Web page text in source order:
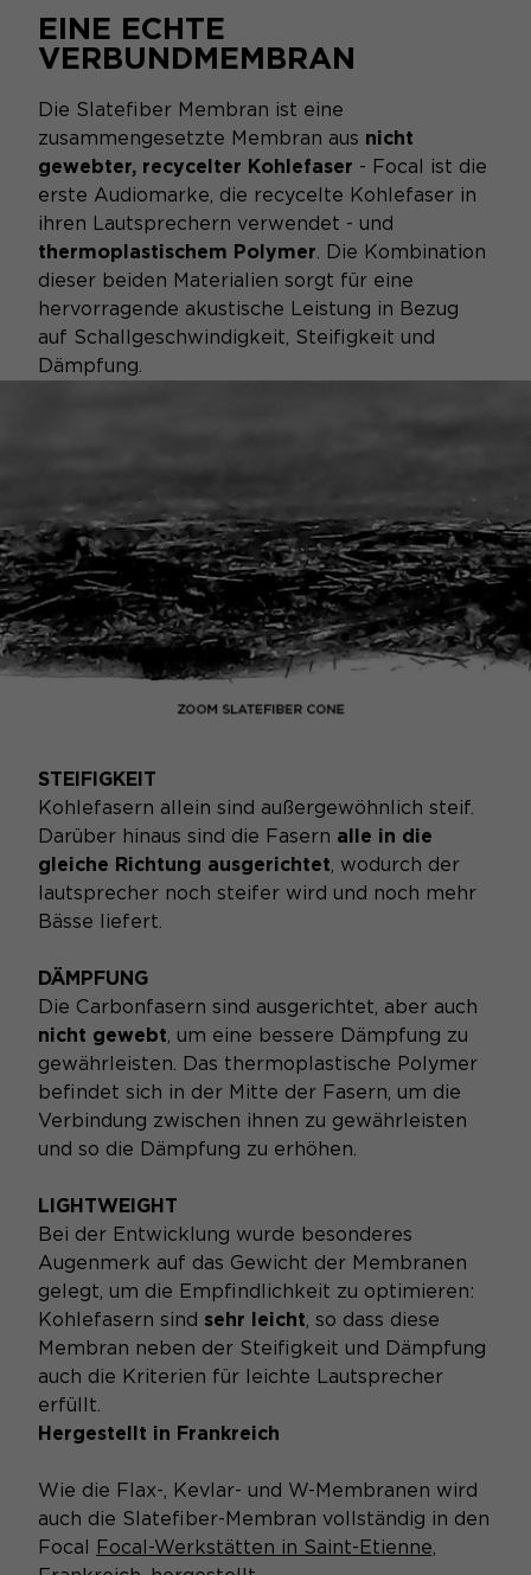
EINE ECHTE
VERBUNDMEMBRAN
Die Slatefiber Membran ist eine
zusammengesetzte Membran aus nicht
gewebter, recycelter Kohlefaser - Focal ist die
erste Audiomarke, die recycelte Kohlefaser in
ihren Lautsprechern verwendet - und
thermoplastischem Polymer. Die Kombination
dieser beiden Materialien sorgt für eine
hervorragende akustische Leistung in Bezug
auf Schallgeschwindigkeit, Steifigkeit und
Dämpfung.
STEIFIGKEIT
Kohlefasern allein sind außergewöhnlich steif.
Darüber hinaus sind die Fasern alle in die
gleiche Richtung ausgerichtet , wodurch der
lautsprecher noch steifer wird und noch mehr
Bässe liefert.
DÄMPFUNG
Die Carbonfasern sind ausgerichtet, aber auch
nicht gewebt , um eine bessere Dämpfung zu
gewährleisten. Das thermoplastische Polymer
befindet sich in der Mitte der Fasern, um die
Verbindung zwischen ihnen zu gewährleisten
und so die Dämpfung zu erhöhen.
LIGHTWEIGHT
Bei der Entwicklung wurde besonderes
Augenmerk auf das Gewicht der Membranen
gelegt, um die Empfindlichkeit zu optimieren:
Kohlefasern sind sehr leicht , so dass diese
Membran neben der Steifigkeit und Dämpfung
auch die Kriterien für leichte Lautsprecher
erfüllt.
Hergestellt in Frankreich
Wie die Flax-, Kevlar- und W-Membranen wird
auch die Slatefiber-Membran vollständig in den
Focal Focal-Werkstätten in Saint-Etienne,